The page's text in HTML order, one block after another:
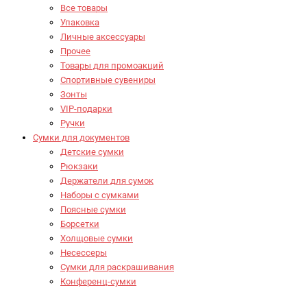
Все товары
Упаковка
Личные аксессуары
Прочее
Товары для промоакций
Спортивные сувениры
Зонты
VIP-подарки
Ручки
Сумки для документов
Детские сумки
Рюкзаки
Держатели для сумок
Наборы с сумками
Поясные сумки
Борсетки
Холщовые сумки
Несессеры
Сумки для раскрашивания
Конференц-сумки